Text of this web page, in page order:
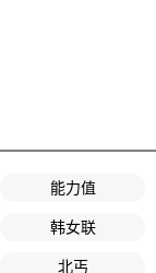
能力值
韩女联
北丐